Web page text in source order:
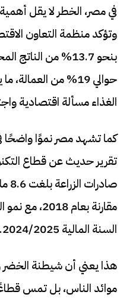
في مصر، الخطر لا يقل
وتؤكد منظمة التعاون
بنحو 13.7% من
حوالي 19% من
الغذاء مسألة اقتصادية
كما تشهد مصر نموًا واضحًا
تقرير حديث عن قطاع
السنة المالية 2024/2025.
هذا يعني أن شيطنة
موائد الناس، بل تمس